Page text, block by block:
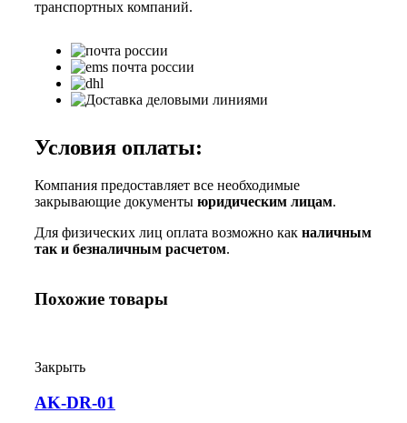
транспортных компаний.
Условия оплаты:
Компания предоставляет все необходимые
закрывающие документы юридическим лицам.
Для физических лиц оплата возможно как наличным
так и безналичным расчетом.
Похожие товары
Закрыть
AK-DR-01